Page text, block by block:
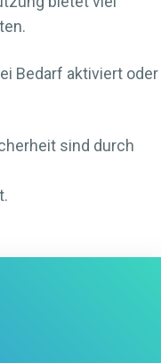
Bedarf aktiviert oder
sind durch